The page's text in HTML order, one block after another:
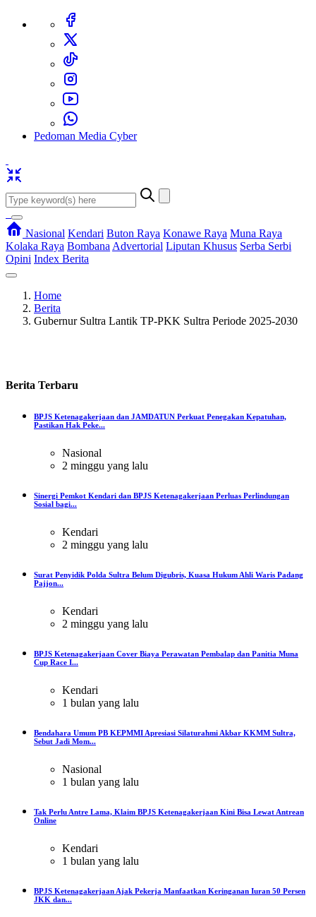
Pedoman Media Cyber
Nasional Kendari Buton Raya Konawe Raya Muna Raya
Kolaka Raya Bombana Advertorial Liputan Khusus Serba Serbi
Opini Index Berita
Home
Berita
Gubernur Sultra Lantik TP-PKK Sultra Periode 2025-2030
Berita Terbaru
BPJS Ketenagakerjaan dan JAMDATUN Perkuat Penegakan Kepatuhan,
Pastikan Hak Peke...
Nasional
2 minggu yang lalu
Sinergi Pemkot Kendari dan BPJS Ketenagakerjaan Perluas Perlindungan
Sosial bagi...
Kendari
2 minggu yang lalu
Surat Penyidik Polda Sultra Belum Digubris, Kuasa Hukum Ahli Waris Padang
Pajjon...
Kendari
2 minggu yang lalu
BPJS Ketenagakerjaan Cover Biaya Perawatan Pembalap dan Panitia Muna
Cup Race I...
Kendari
1 bulan yang lalu
Bendahara Umum PB KEPMMI Apresiasi Silaturahmi Akbar KKMM Sultra,
Sebut Jadi Mom...
Nasional
1 bulan yang lalu
Tak Perlu Antre Lama, Klaim BPJS Ketenagakerjaan Kini Bisa Lewat Antrean
Online
Kendari
1 bulan yang lalu
BPJS Ketenagakerjaan Ajak Pekerja Manfaatkan Keringanan Iuran 50 Persen
JKK dan...